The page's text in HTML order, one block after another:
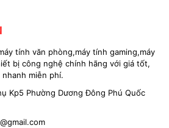
tính văn phòng,máy tính gaming,máy
bị công nghệ chính hãng với giá tốt,
miễn phí.
Kp5 Phường Dương Đông Phú Quốc